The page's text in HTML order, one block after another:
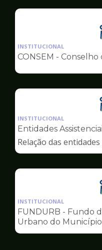
INSTITUCIONAL
CONSEM -
INSTITUCIONAL
Entidades
Relação das
INSTITUCIONAL
FUNDURB - Fundo
Urbano do